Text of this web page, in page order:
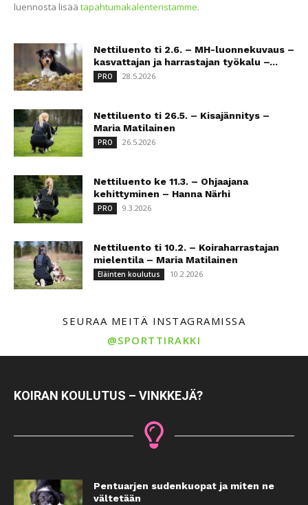
luennosta lisää tapahtumakalenteristamme.
Nettiluento ti 2.6. – MH-luonnekuvaus –
kasvattajan ja harrastajan työkalu –...
PRO 28.5.2026
Nettiluento ti 26.5. – Kisajännitys –
Maria Matilainen
PRO 26.5.2026
Nettiluento ke 11.3. – Ohjaajana
kehittyminen – Hanna Närhi
PRO 9.3.2026
Nettiluento ti 10.2. – Koiraharrastajan
mielentila – Maria Matilainen
Eläinten koulutus 10.2.2026
SEURAA MEITÄ INSTAGRAMISSA
@SPORTTIRAKKI
KOIRAN KOULUTUS – VINKKEJÄ?
Pentuarjen sudenkuopat ja miten ne
vältetään